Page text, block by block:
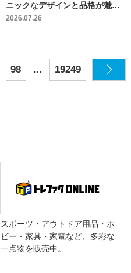
ニックなデザインと品格が魅力
の中古ブランド品入荷
2026.07.26
98 … 19249
スポーツ・アウトドア用品・ホ
ビー・家具・家電など、多彩な
一点物を販売中。